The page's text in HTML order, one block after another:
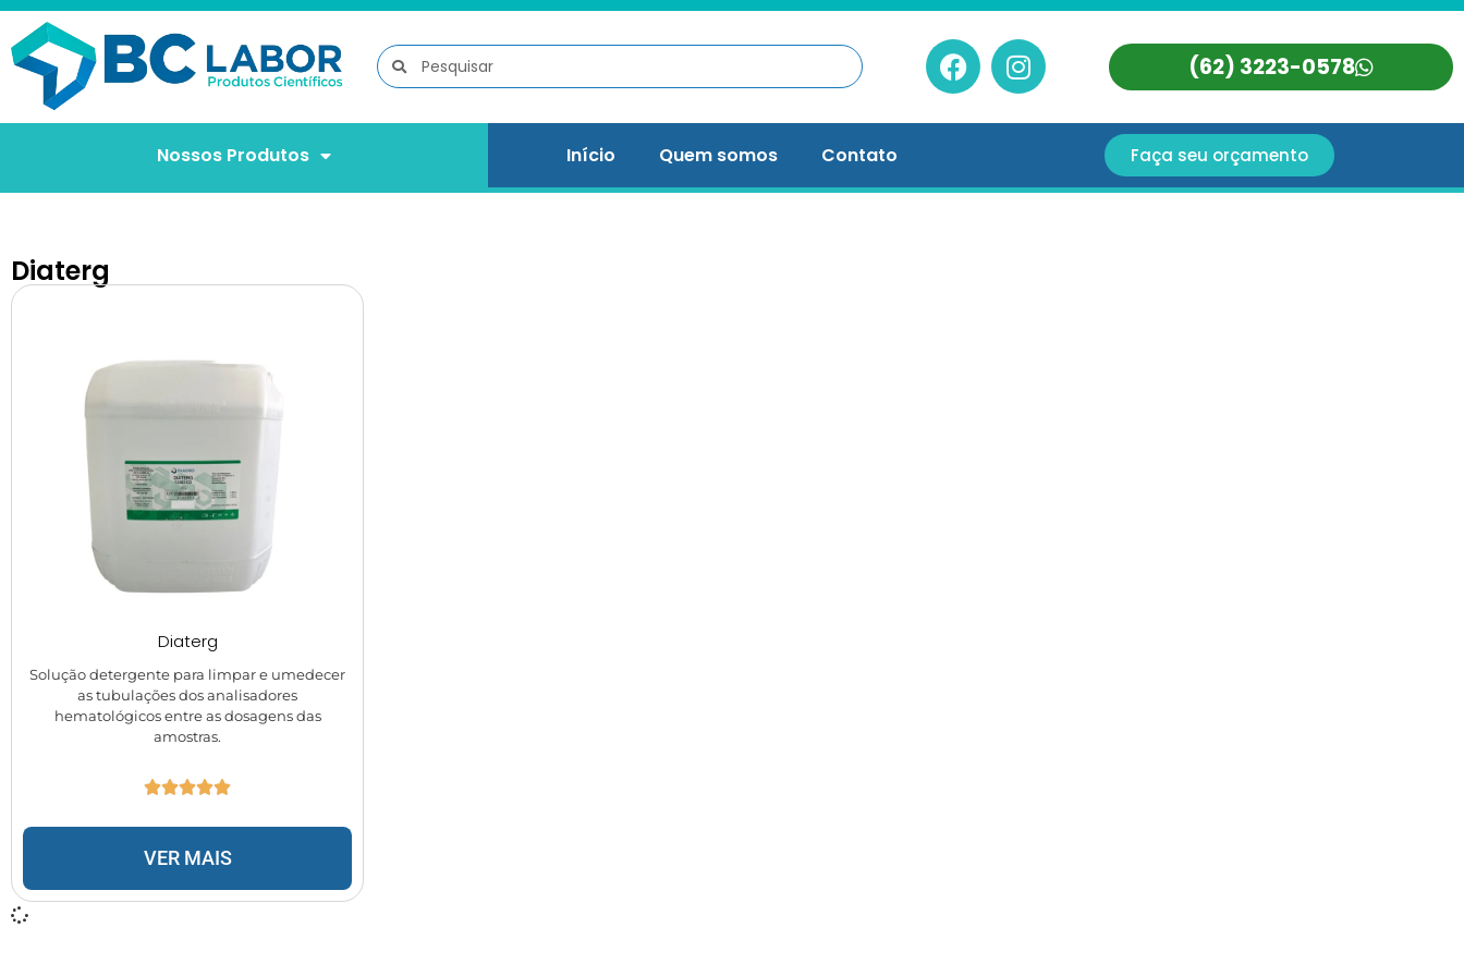
(62) 3223-0578
Nossos Produtos Início Quem somos Contato Faça seu orçamento
Diaterg
Diaterg
Solução detergente para limpar e umedecer
as tubulações dos analisadores
hematológicos entre as dosagens das
amostras.
VER MAIS